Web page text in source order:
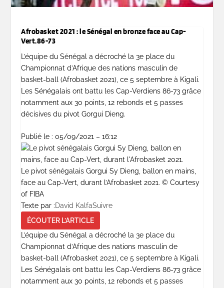
Afrobasket 2021 : le Sénégal en bronze face au Cap-
Vert.86-73
L’équipe du Sénégal a décroché la 3e place du
Championnat d’Afrique des nations masculin de
basket-ball (Afrobasket 2021), ce 5 septembre à Kigali.
Les Sénégalais ont battu les Cap-Verdiens 86-73 grâce
notamment aux 30 points, 12 rebonds et 5 passes
décisives du pivot Gorgui Dieng.
Publié le :05/09/2021 – 16:12
Le pivot sénégalais Gorgui Sy Dieng, ballon en mains,
face au Cap-Vert, durant l’Afrobasket 2021. © Courtesy
of FIBA
Texte par :David KalfaSuivre
ÉCOUTER L’ARTICLE
L’équipe du Sénégal a décroché la 3e place du
Championnat d’Afrique des nations masculin de
basket-ball (Afrobasket 2021), ce 5 septembre à Kigali.
Les Sénégalais ont battu les Cap-Verdiens 86-73 grâce
notamment aux 30 points, 12 rebonds et 5 passes